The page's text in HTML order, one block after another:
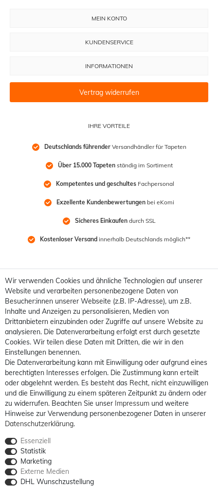
IHRE VORTEILE
Deutschlands führender Versandhändler für Tapeten
Über 15.000 Tapeten ständig im Sortiment
Kompetentes und geschultes Fachpersonal
Exzellente Kundenbewertungen bei eKomi
Sicheres Einkaufen durch SSL
Kostenloser Versand innerhalb Deutschlands möglich**
MEIN KONTO
KUNDENSERVICE
INFORMATIONEN
Vertrag widerrufen
Wir verwenden Cookies und ähnliche Technologien auf unserer
Website und verarbeiten personenbezogene Daten von
Besucher:innen unserer Webseite (z.B. IP-Adresse), um z.B.
Inhalte und Anzeigen zu personalisieren, Medien von
Drittanbietern einzubinden oder Zugriffe auf unsere Website zu
analysieren. Die Datenverarbeitung erfolgt erst durch gesetzte
Cookies. Wir teilen diese Daten mit Dritten, die wir in den
Einstellungen benennen.
Die Datenverarbeitung kann mit Einwilligung oder aufgrund eines
berechtigten Interesses erfolgen. Die Zustimmung kann erteilt
oder abgelehnt werden. Es besteht das Recht, nicht einzuwilligen
und die Einwilligung zu einem späteren Zeitpunkt zu ändern oder
zu widerrufen. Beachten Sie unser Impressum und weitere
Hinweise zur Verwendung personenbezogener Daten in unserer
Daten­schutz­erklärung.
Essenziell
Statistik
Marketing
Externe Medien
DHL Wunschzustellung